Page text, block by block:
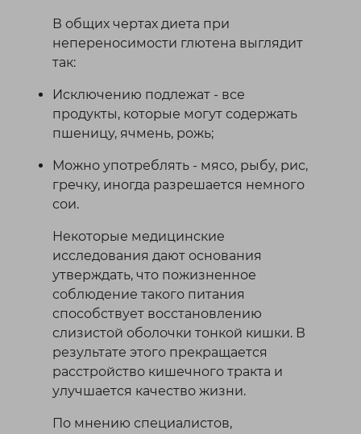
В общих чертах диета при
непереносимости глютена выглядит
так:
Исключению подлежат - все
продукты, которые могут содержать
пшеницу, ячмень, рожь;
Можно употреблять - мясо, рыбу, рис,
гречку, иногда разрешается немного
сои.
Некоторые медицинские
исследования дают основания
утверждать, что пожизненное
соблюдение такого питания
способствует восстановлению
слизистой оболочки тонкой кишки. В
результате этого прекращается
расстройство кишечного тракта и
улучшается качество жизни.
По мнению специалистов,